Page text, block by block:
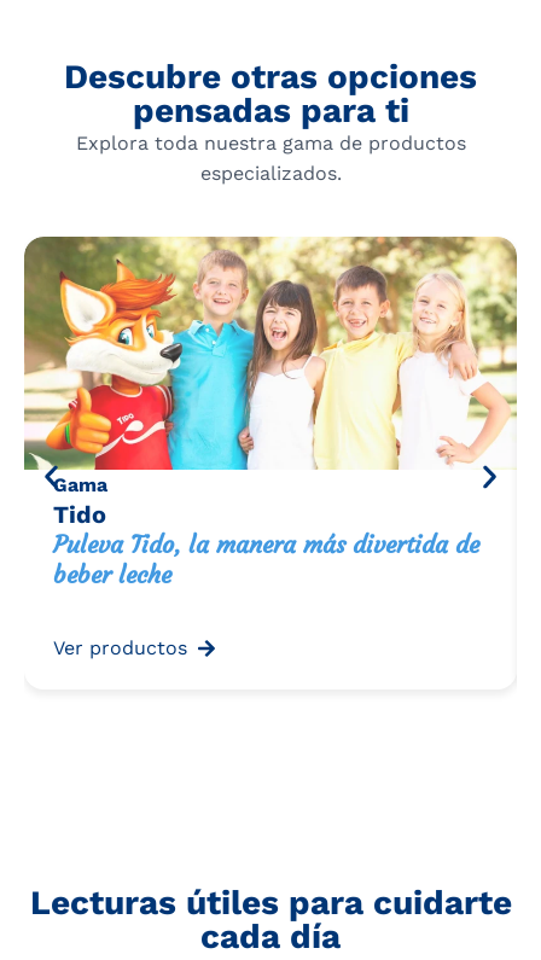
Descubre otras opciones
pensadas para ti
Explora toda nuestra gama de productos
especializados.
Gama
Tido
Puleva Tido, la manera más divertida de
beber leche
Ver productos
Lecturas útiles para cuidarte
cada día